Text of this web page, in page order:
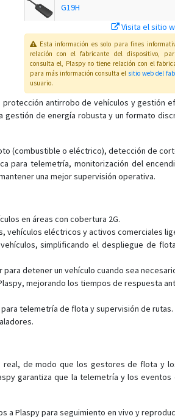
G19H
G19S
GS05
GS10G
GS12
GS21
GS22
GS900
S20
Visita el sitio
Esta información es solo para fines
relación con el fabricante del dispositivo,
consulta el, Plaspy no tiene relación con el
para más información consulta el sitio web del
usuario.
protección antirrobo de vehículos y gestión
gestión de energía robusta y un formato
(combustible o eléctrico), detección de
para telemetría, monitorización del
una mejor supervisión operativa.
en áreas con cobertura 2G.
vehículos eléctricos y activos comerciales
simplificando el despliegue de
detener un vehículo cuando sea
mejorando los tiempos de respuesta
telemetría de flota y supervisión de rutas.
real, de modo que los gestores de flota y
garantiza que la telemetría y los
a Plaspy para seguimiento en vivo y